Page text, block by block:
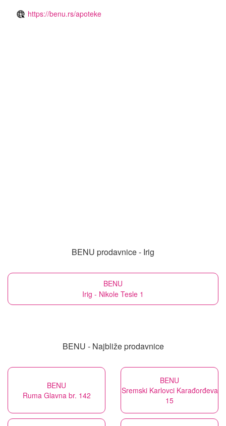
https://benu.rs/apoteke
BENU prodavnice - Irig
BENU
Irig - Nikole Tesle 1
BENU - Najbliže prodavnice
BENU
Ruma Glavna br. 142
BENU
Sremski Karlovci Karađorđeva
15